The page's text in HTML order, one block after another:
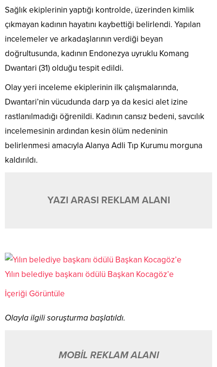
Sağlık ekiplerinin yaptığı kontrolde, üzerinden kimlik
çıkmayan kadının hayatını kaybettiği belirlendi. Yapılan
incelemeler ve arkadaşlarının verdiği beyan
doğrultusunda, kadının Endonezya uyruklu Komang
Dwantari (31) olduğu tespit edildi.
Olay yeri inceleme ekiplerinin ilk çalışmalarında,
Dwantari’nin vücudunda darp ya da kesici alet izine
rastlanılmadığı öğrenildi. Kadının cansız bedeni, savcılık
incelemesinin ardından kesin ölüm nedeninin
belirlenmesi amacıyla Alanya Adli Tıp Kurumu morguna
kaldırıldı.
YAZI ARASI REKLAM ALANI
Yılın belediye başkanı ödülü Başkan Kocagöz’e
İçeriği Görüntüle
Olayla ilgili soruşturma başlatıldı.
MOBİL REKLAM ALANI